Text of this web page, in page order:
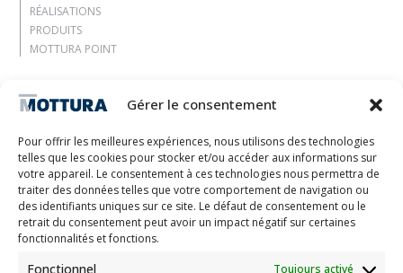
Gérer le consentement
Pour offrir les meilleures expériences, nous utilisons des technologies
telles que les cookies pour stocker et/ou accéder aux informations sur
votre appareil. Le consentement à ces technologies nous permettra de
traiter des données telles que votre comportement de navigation ou
des identifiants uniques sur ce site. Le défaut de consentement ou le
retrait du consentement peut avoir un impact négatif sur certaines
fonctionnalités et fonctions.
Fonctionnel Toujours activé
RÉALISATIONS
PRODUITS
MOTTURA POINT
Entreprise
Laissez-vous inspirer
Contacts
Travaille avec nous
Zone réservée
Certifications
M2Net
Child Safety